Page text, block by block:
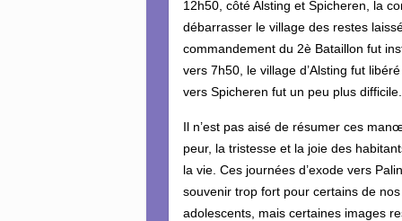
12h50, côté Alsting et Spicheren, la
débarrasser le village des restes
commandement du 2è Bataillon fut
vers 7h50, le village d’Alsting fut
vers Spicheren fut un peu plus difficile.
Il n’est pas aisé de résumer ces
peur, la tristesse et la joie des
la vie. Ces journées d’exode vers
souvenir trop fort pour certains de
adolescents, mais certaines images